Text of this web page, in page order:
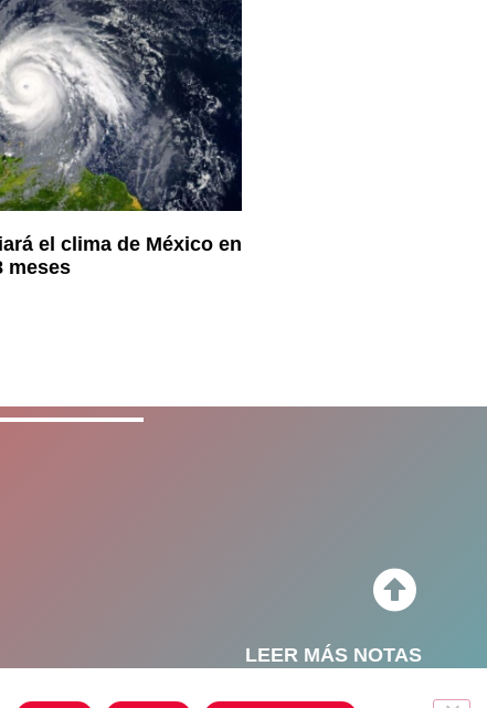
el clima de México en
meses
LEER MÁS NOTAS